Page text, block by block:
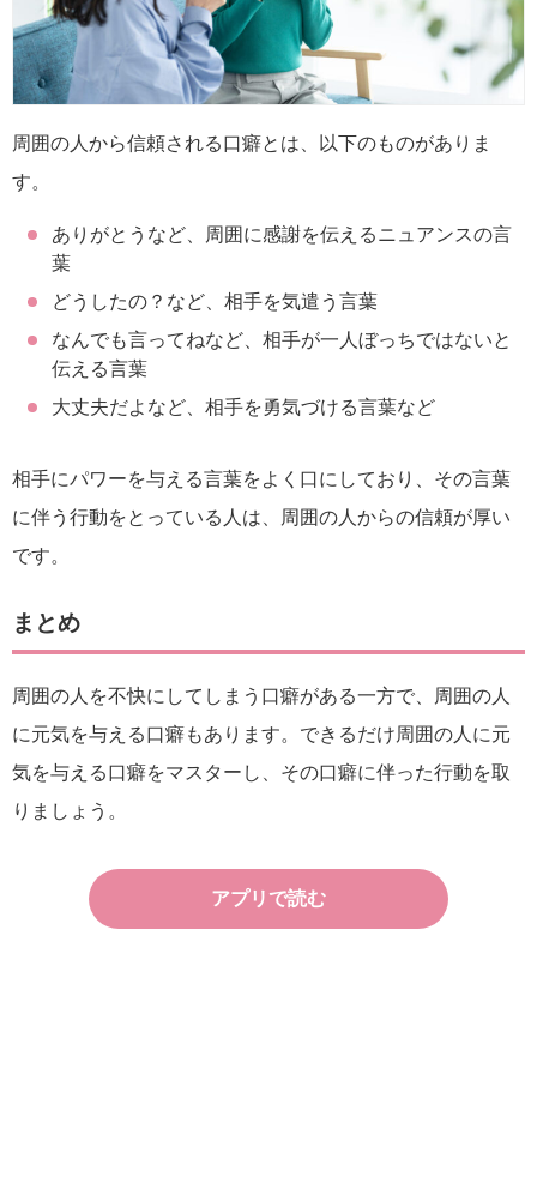
周囲の人から信頼される口癖とは、以下のものがありま
す。
ありがとうなど、周囲に感謝を伝えるニュアンスの言
葉
どうしたの？など、相手を気遣う言葉
なんでも言ってねなど、相手が一人ぼっちではないと
伝える言葉
大丈夫だよなど、相手を勇気づける言葉など
相手にパワーを与える言葉をよく口にしており、その言葉
に伴う行動をとっている人は、周囲の人からの信頼が厚い
です。
まとめ
周囲の人を不快にしてしまう口癖がある一方で、周囲の人
に元気を与える口癖もあります。できるだけ周囲の人に元
気を与える口癖をマスターし、その口癖に伴った行動を取
りましょう。
アプリで読む